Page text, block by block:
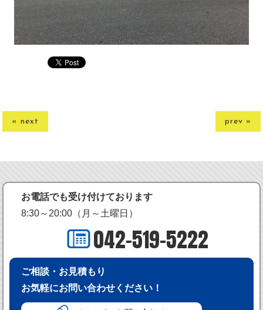
« next prev »
お電話でも受け付けております
8:30～20:00（月～土曜日）
042-519-5222
ご相談・お見積もり
お気軽にお問い合わせください！